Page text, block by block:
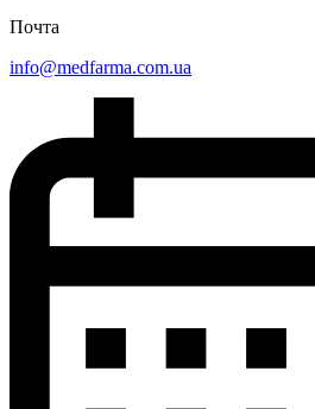
Почта
info@medfarma.com.ua